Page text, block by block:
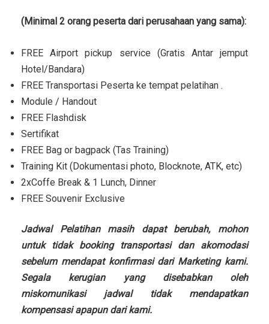
(Minimal 2 orang peserta dari perusahaan yang sama):
FREE Airport pickup service (Gratis Antar jemput
Hotel/Bandara)
FREE Transportasi Peserta ke tempat pelatihan .
Module / Handout
FREE Flashdisk
Sertifikat
FREE Bag or bagpack (Tas Training)
Training Kit (Dokumentasi photo, Blocknote, ATK, etc)
2xCoffe Break & 1 Lunch, Dinner
FREE Souvenir Exclusive
Jadwal Pelatihan masih dapat berubah, mohon
untuk tidak booking transportasi dan akomodasi
sebelum mendapat konfirmasi dari Marketing kami.
Segala kerugian yang disebabkan oleh
miskomunikasi jadwal tidak mendapatkan
kompensasi apapun dari kami.